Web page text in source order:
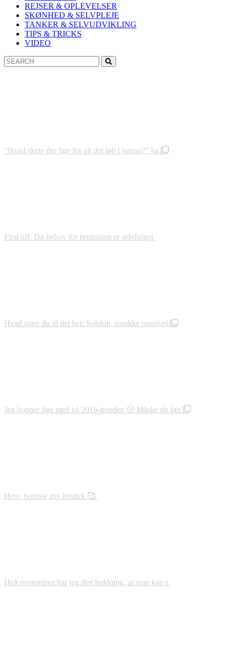
REJSER & OPLEVELSER
SKØNHED & SELVPLEJE
TANKER & SELVUDVIKLING
TIPS & TRICKS
VIDEO
Search
for:
“Hvad skete der lige for alt det løb i januar?” ha
First off: Dit behov for restitution er selvfølgel
Hvad siger du til det her: Solskin, smukke omgivel
Jeg hopper lige med på 2016-trenden 🤠 Måske du lær
Here, borrow my lipstick 🥰
Helt overordnet har jeg den holdning, at man kan s